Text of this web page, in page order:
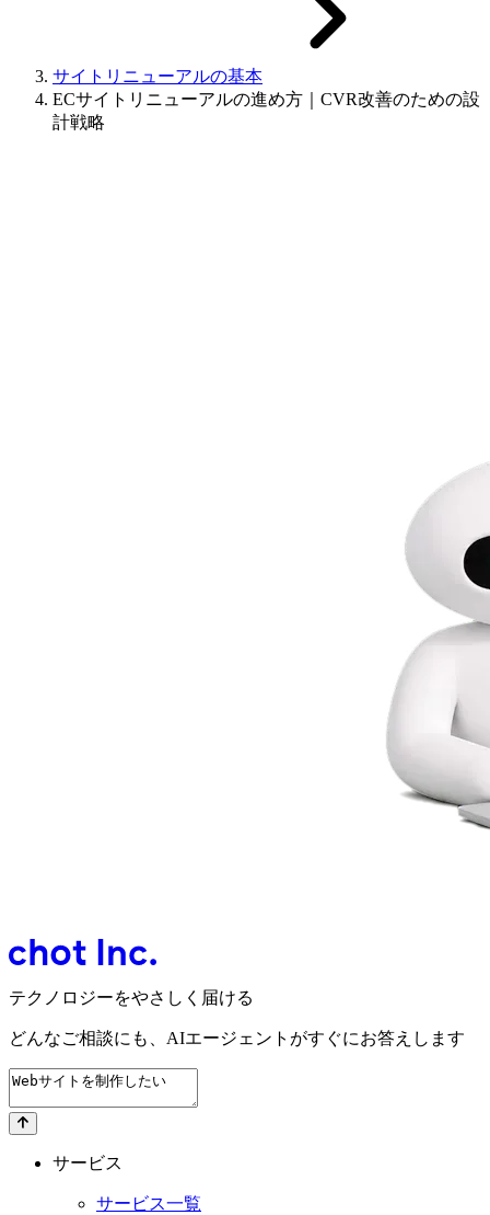
サイトリニューアルの基本
ECサイトリニューアルの進め方｜CVR改善のための設
計戦略
テクノロジーをやさしく届ける
どんなご相談にも、 AIエージェントがすぐにお答えします
サービス
サービス一覧